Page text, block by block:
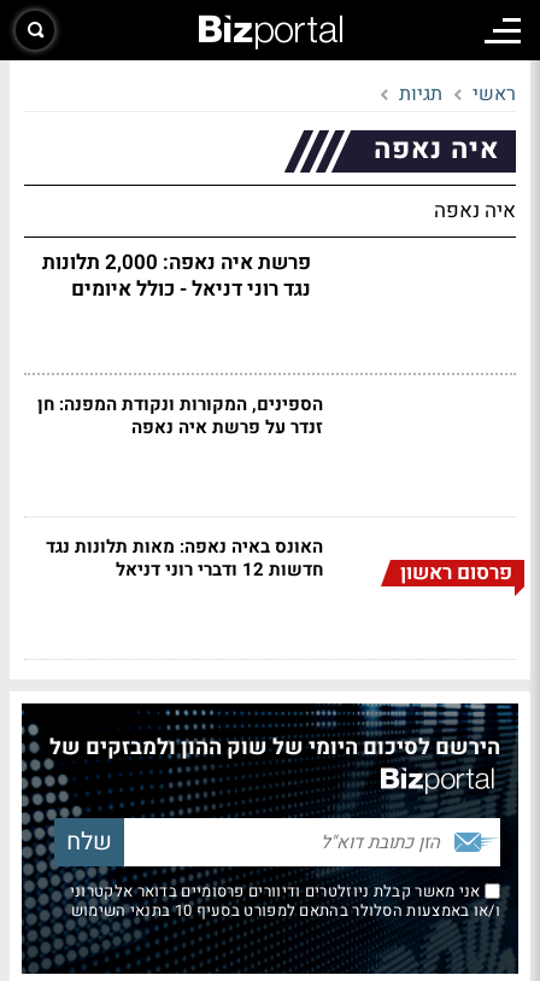
ראשי תגיות
איה נאפה
איה נאפה
פרשת איה נאפה: 2,000 תלונות
נגד רוני דניאל - כולל איומים
הספינים, המקורות ונקודת המפנה: חן
זנדר על פרשת איה נאפה
פרסום ראשון
האונס באיה נאפה: מאות תלונות נגד
חדשות 12 ודברי רוני דניאל
הירשם לסיכום היומי של שוק ההון ולמבזקים של
אני מאשר קבלת ניוזלטרים ודיוורים פרסומיים בדואר אלקטרוני
ו/או באמצעות הסלולר בהתאם למפורט בסעיף 10 בתנאי השימוש